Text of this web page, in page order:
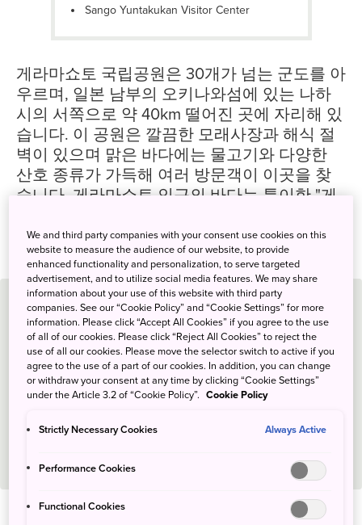
게라마쇼토 국립공원은 30개가 넘는 군도를 아
우르며, 일본 남부의 오키나와섬에 있는 나하
시의 서쪽으로 약 40km 떨어진 곳에 자리해 있
습니다. 이 공원은 깔끔한 모래사장과 해식 절
벽이 있으며 맑은 바다에는 물고기와 다양한
산호 종류가 가득해 여러 방문객이 이곳을 찾
습니다. 게라마쇼토 인근의 바다는 특이한 "게
다이빙, 고래 구경을 즐기기에 아주 좋은 곳입
니다.
놓치지 마세요
구반다키 전망대나 아하렌 해변에서 일몰 감상하기
데루야마 가든 트레일을 따라 트레킹하며 야생 동식물 구경하
기
후루자마미 해변의 열대 물고기와 산호초 주변에서 스노클링
공원 개요
Sango Yuntakukan Visitor Center
We and third party companies with your consent use cookies on this
website to measure the audience of our website, to provide
enhanced functionality and personalization, to serve targeted
advertisement, and to utilize social media features. We may share
information about your use of this website with third party
companies. See our “Cookie Policy” and “Cookie Settings” for more
information. Please click “Accept All Cookies” if you agree to the use
of all of our cookies. Please click “Reject All Cookies” to reject the
use of all our cookies. Please move the selector switch to active if you
agree to the use of a part of our cookies. In addition, you can change
or withdraw your consent at any time by clicking “Cookie Settings”
under the Article 3.2 of “Cookie Policy”. Cookie Policy
Strictly Necessary Cookies Always Active
Performance Cookies
Functional Cookies